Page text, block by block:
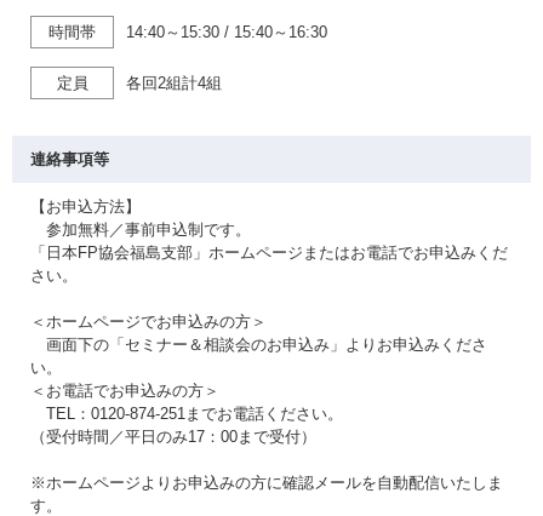
時間帯 14:40～15:30 / 15:40～16:30
定員 各回2組計4組
連絡事項等
【お申込方法】
参加無料／事前申込制です。
「日本FP協会福島支部」ホームページまたはお電話でお申込みくだ
さい。
＜ホームページでお申込みの方＞
画面下の「セミナー＆相談会のお申込み」よりお申込みくださ
い。
＜お電話でお申込みの方＞
TEL：0120-874-251までお電話ください。
（受付時間／平日のみ17：00まで受付）
※ホームページよりお申込みの方に確認メールを自動配信いたしま
す。